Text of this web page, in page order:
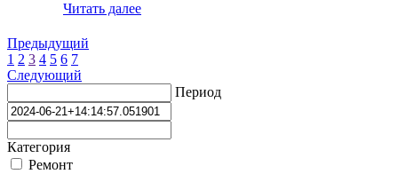
Читать далее
Предыдущий
1 2 3 4 5 6 7
Следующий
Период
Категория
Ремонт